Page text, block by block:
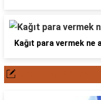
Kağıt para vermek ne